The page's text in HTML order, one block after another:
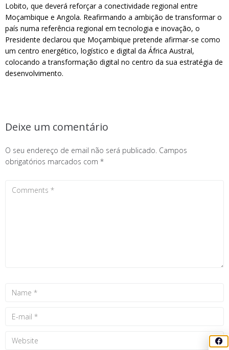
Lobito, que deverá reforçar a conectividade regional entre
Moçambique e Angola. Reafirmando a ambição de transformar o
país numa referência regional em tecnologia e inovação, o
Presidente declarou que Moçambique pretende afirmar-se como
um centro energético, logístico e digital da África Austral,
colocando a transformação digital no centro da sua estratégia de
desenvolvimento.
Deixe um comentário
O seu endereço de email não será publicado. Campos
obrigatórios marcados com *